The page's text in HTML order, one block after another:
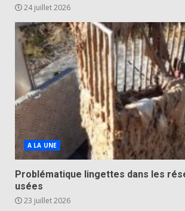
24 juillet 2026
A LA UNE
Problématique lingettes dans les
usées
23 juillet 2026